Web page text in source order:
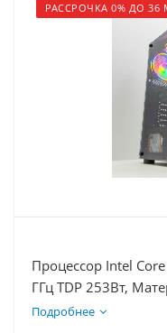
РАССРОЧКА 0% ДО 36
Процессор Intel
ГГц TDP 253Вт,
BOMBER WIFI D5,
Подробнее